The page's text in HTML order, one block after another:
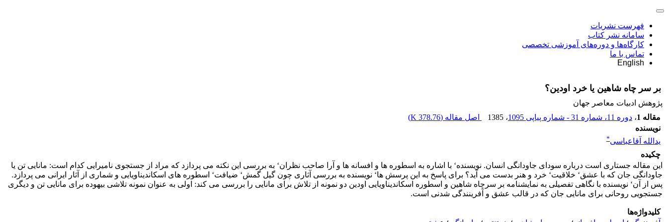
فهرست نشریات
سامانه نشر کتاب
کارگاه‌ها و دوره‌های آموزشی تخصصی
تماس با ما
English
بر سر چاه شاهین یا خرد اودین؟
پژوهش ادبیات معاصر جهان
مقاله 1
، دوره 11، شماره 31 - شماره پیاپی 1095 ، 1385 اصل مقاله (378.76 K
)
نویسنده
یدالله آقاعباسی*
چکیده
این مقاله جستاری است درباره سودای جاودانگی انسان. نویسنده‘ با اشاره به اسطوره ها و افسانه ها و آرا صاحب نظران‘ به بررسی این نکته می پردازد که مراد از جستجوی نامیرایی کدام است: مانایی تن یا
جاودانگی جان که با عشق‘ خلاقیت‘ خرد و هنر بدست می آید؟ برای پاسخ به این پرسش ها‘ نویسنده به بررسی آثاری چون گیل گمش‘ ضیافت‘ اسطوره های اسکاندیناویایی و شماری از آثار ایرانی می پردازد.
پس از آن‘ نویسنده با نگاهی تفصیلی به نمایشنامه بر سرچاه شاهین و اسطوره اسکاندیناویایی اودین دو نمونه از تلاش برای مانایی را بررسی می کند: اولی به عنوان نمونه تلاشی بیهوده برای مانایی تن و دیگری
جستجویی روحانی برای مانایی جان که در قالب عشق و آفرینندگی شدنی است.
کلیدواژه‌ها